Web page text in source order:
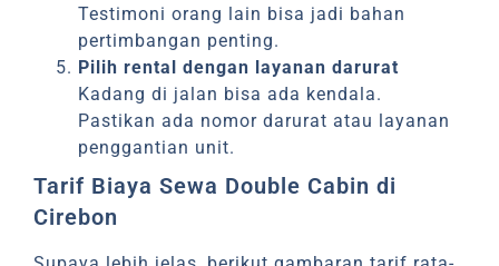
Testimoni orang lain bisa jadi bahan
pertimbangan penting.
Pilih rental dengan layanan darurat
Kadang di jalan bisa ada kendala.
Pastikan ada nomor darurat atau layanan
penggantian unit.
Tarif Biaya Sewa Double Cabin di
Cirebon